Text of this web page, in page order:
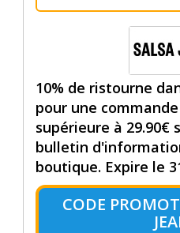
10% de ristourne
pour une
supérieure à 29.90€
bulletin
boutique. Expire le
CODE